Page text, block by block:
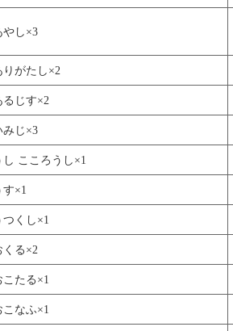
やし×3
りがたし×2
るじす×2
みじ×3
し こころうし×1
す×1
つくし×1
くる×2
こたる×1
こなふ×1